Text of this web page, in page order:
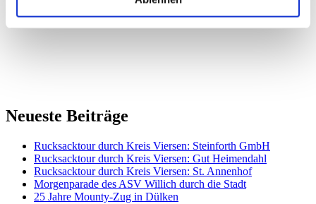
Neueste Beiträge
Rucksacktour durch Kreis Viersen: Steinforth GmbH
Rucksacktour durch Kreis Viersen: Gut Heimendahl
Rucksacktour durch Kreis Viersen: St. Annenhof
Morgenparade des ASV Willich durch die Stadt
25 Jahre Mounty-Zug in Dülken